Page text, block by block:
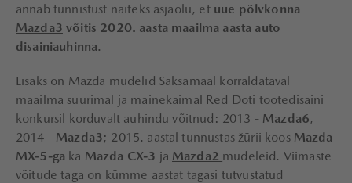
annab tunnistust näiteks asjaolu, et uue põlvkonna
Mazda3 võitis 2020. aasta maailma aasta auto
disainiauhinna.
Lisaks on Mazda mudelid Saksamaal korraldataval
maailma suurimal ja mainekaimal Red Doti tootedisaini
konkursil korduvalt auhindu võitnud: 2013 - Mazda6,
2014 - Mazda3; 2015. aastal tunnustas žürii koos Mazda
MX-5-ga ka Mazda CX-3 ja Mazda2 mudeleid. Viimaste
võitude taga on kümme aastat tagasi tutvustatud